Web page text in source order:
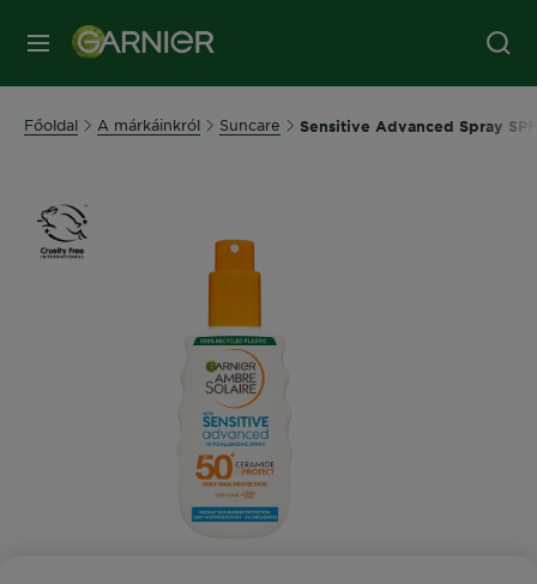
MENÜ
Főoldal A márkáinkról Suncare Sensitive Advanced Spray